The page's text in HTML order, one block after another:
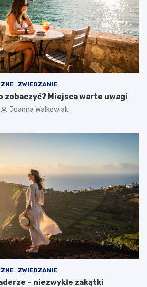
ZWIEDZANIE
zobaczyć? Miejsca warte uwagi
Joanna Walkowiak
ZWIEDZANIE
– niezwykłe zakątki